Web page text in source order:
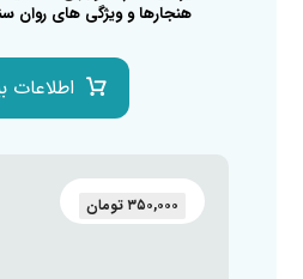
هنجارها و ویژگی های روان
اطلاعات
۳۵۰,۰۰۰ تومان